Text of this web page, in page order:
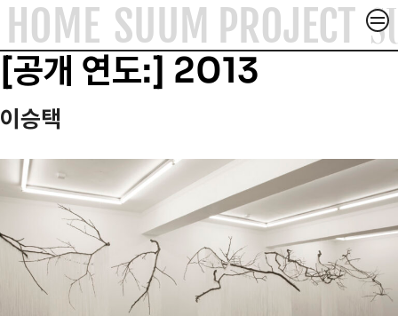
컨텐츠로
건너뛰기
SUUM PROJECT
SUUM X
ACADEMY & FORUM
ABOUT
ARTICLE
CONTACT
HOME SUUM PROJECT
[공개 연도:] 2013
이승택